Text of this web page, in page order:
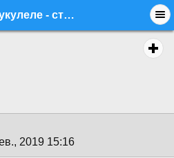
Выбор укулеле - стр. 4 - equipment.acoustic - Форум гитаристов
2019 15:16